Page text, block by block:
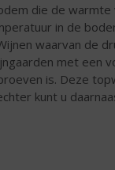
die de warmte
in de
waarvan de
met een
is. Deze
kunt u